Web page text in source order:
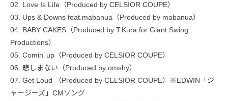
02. Love Is Life（Produced by CELSIOR COUPE）
03. Ups & Downs feat.mabanua（Produced by mabanua）
04. BABY CAKES（Produced by T.Kura for Giant Swing
Productions）
05. Comin’ up（Produced by CELSIOR COUPE）
06. 悲しまない（Produced by omshy）
07. Get Loud （Produced by CELSIOR COUPE）※EDWIN「ジ
ャージーズ」CMソング